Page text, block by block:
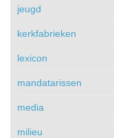
jeugd
kerkfabrieken
lexicon
mandatarissen
media
milieu